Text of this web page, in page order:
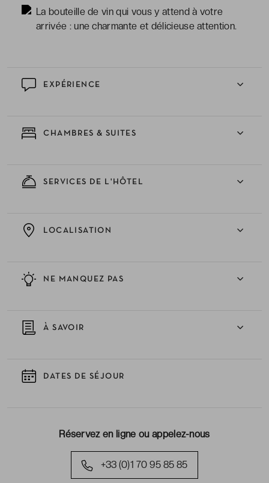
La bouteille de vin qui vous y attend à votre
arrivée : une charmante et délicieuse attention.
EXPÉRIENCE
CHAMBRES & SUITES
SERVICES DE L'HÔTEL
NE MANQUEZ PAS
LOCALISATION
À SAVOIR
DATES DE SÉJOUR
Réservez en ligne ou appelez-nous
+33 (0)1 70 95 85 85